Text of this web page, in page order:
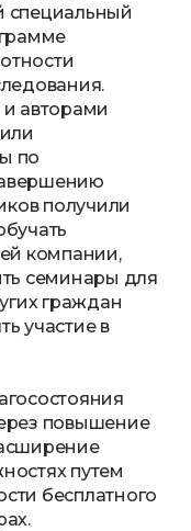
специальный
авторами
по
получили
компании,
семинары для
граждан
участие в
повышение
путем
бесплатного